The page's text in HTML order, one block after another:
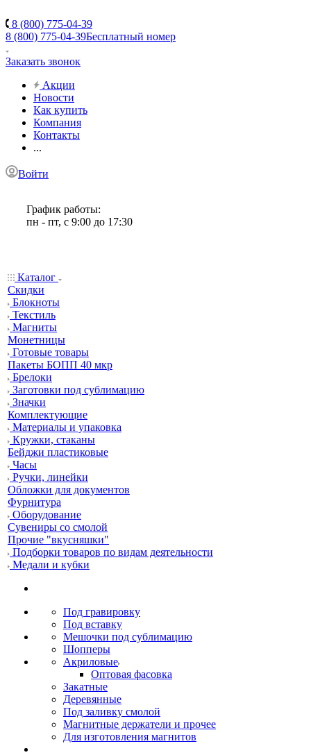
8 (800) 775-04-39
8 (800) 775-04-39Бесплатный номер
Заказать звонок
Акции
Новости
Как купить
Компания
Контакты
...
Войти
График работы:
пн - пт, с 9:00 до 17:30
Каталог
Скидки
Блокноты
Текстиль
Магниты
Монетницы
Готовые товары
Пакеты БОПП 40 мкр
Брелоки
Заготовки под сублимацию
Значки
Комплектующие
Материалы и упаковка
Кружки, стаканы
Бейджи пластиковые
Часы
Ручки, линейки
Обложки для документов
Фурнитура
Оборудование
Сувениры со смолой
Прочие "вкусняшки"
Подборки товаров по видам деятельности
Медали и кубки
Под гравировку
Под вставку
Мешочки под сублимацию
Шопперы
Акриловые
Оптовая фасовка
Закатные
Деревянные
Под заливку смолой
Магнитные держатели и прочее
Для изготовления магнитов